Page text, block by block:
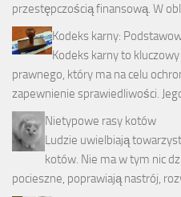
przestępczością finansową. W
Kodeks karny:
Kodeks karny to
prawnego, który ma na celu
zapewnienie sprawiedliwości.
Nietypowe rasy kotów
Ludzie uwielbiają
kotów. Nie ma w tym nic
pocieszne, poprawiają nastrój,